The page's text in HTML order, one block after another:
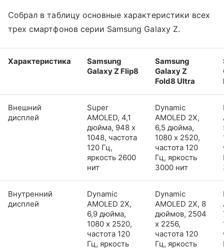
Собрал в таблицу основные характеристики всех
трех смартфонов серии Samsung Galaxy Z.
Характеристика
Samsung
Galaxy Z Flip8
Samsung
Galaxy Z
Fold8 Ultra
Внешний
дисплей
Super
AMOLED, 4,1
дюйма, 948 x
1048, частота
120 Гц,
яркость 2600
нит
Dynamic
AMOLED 2X,
6,5 дюйма,
1080 x 2520,
частота 120
Гц, яркость
3000 нит
Внутренний
дисплей
Dynamic
AMOLED 2X,
6,9 дюйма,
1080 x 2520,
частота 120
Гц, яркость
Dynamic
AMOLED 2X, 8
дюймов, 2504
x 2256,
частота 120
Гц, яркость